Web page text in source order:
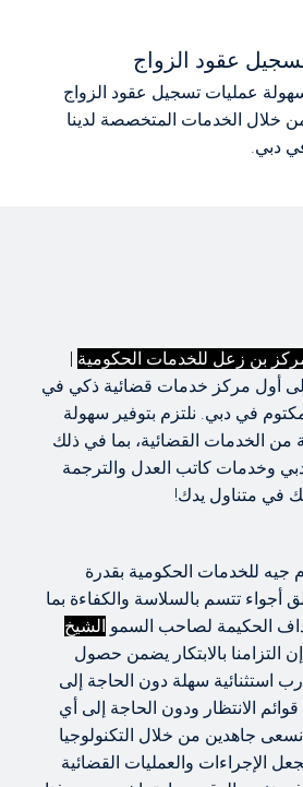
عقود الزواج
عمليات تسجيل عقود الزواج
الخدمات المتخصصة لدينا
بن زعل للخدمات الحكومية|
أول مركز خدمات قضائية ذكي في
في دبي. نلتزم بتوفير سهولة
الخدمات القضائية، بما في ذلك
كاتب العدل والترجمة
متناول يدك!
للخدمات الحكومية بقدرة
تتسم بالسلاسة والكفاءة بما
الحكيمة لصاحب السموالشيخ
بالابتكار يضمن حصول
سهلة دون الحاجة إلى
الانتظار ودون الحاجة إلى أي
جاهدين من خلال التكنولوجيا
الإجراءات والعمليات القضائية
القانونية
بقضية عمالية، أو قضية مدنية أو
أو مشكلة إيجارية، أو شيك